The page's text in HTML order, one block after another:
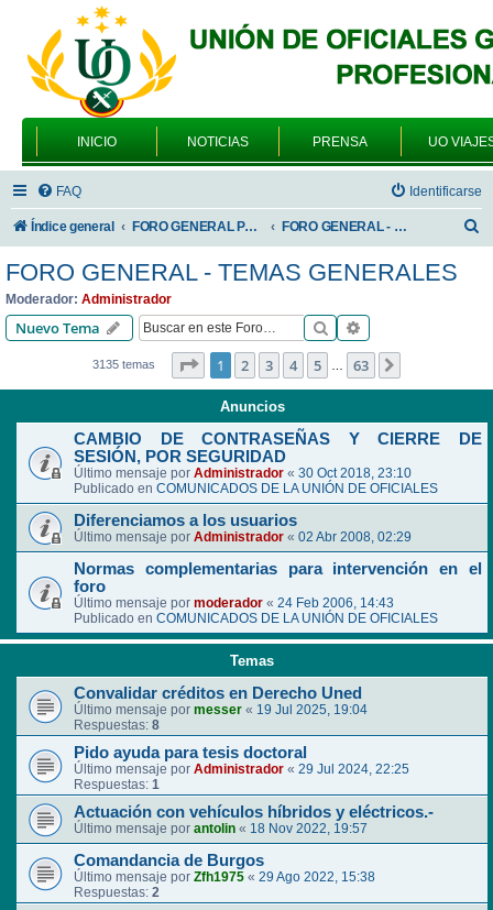
INICIO NOTICIAS PRENSA UO
FAQ Identificarse
Índice general FORO GENERAL PARA TODOS LOS USUARIOS FORO GENERAL - TEMAS GENERALES
FORO GENERAL - TEMAS GENERALES
Moderador: Administrador
Nuevo Tema Buscar
3135 temas Página de 63
1 2 3 4 5 … 63
Anuncios
CAMBIO DE CONTRASEÑAS Y CIERRE DE
SESIÓN, POR SEGURIDAD
Último mensaje por Administrador « 30 Oct 2018, 23:10
Publicado en COMUNICADOS DE LA UNIÓN DE OFICIALES
Diferenciamos a los usuarios
Último mensaje por Administrador « 02 Abr 2008, 02:29
Normas complementarias para intervención en el
foro
Último mensaje por moderador « 24 Feb 2006, 14:43
Publicado en COMUNICADOS DE LA UNIÓN DE OFICIALES
Temas
Convalidar créditos en Derecho Uned
Último mensaje por messer « 19 Jul 2025, 19:04
Respuestas: 8
Pido ayuda para tesis doctoral
Último mensaje por Administrador « 29 Jul 2024, 22:25
Respuestas: 1
Actuación con vehículos híbridos y eléctricos.-
Último mensaje por antolin « 18 Nov 2022, 19:57
Comandancia de Burgos
Último mensaje por Zfh1975 « 29 Ago 2022, 15:38
Respuestas: 2